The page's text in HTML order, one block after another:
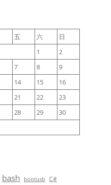
五 六
日
1
2
7 8
9
14 15
16
21 22
23
28 29
30
bash bootusb C#